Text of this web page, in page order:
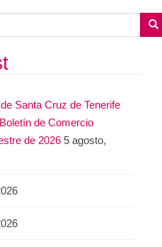
Santa Cruz de Tenerife
de Comercio
de 2026 5 agosto,